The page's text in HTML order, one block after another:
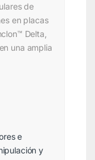
de
en placas
Delta,
una amplia
e
y